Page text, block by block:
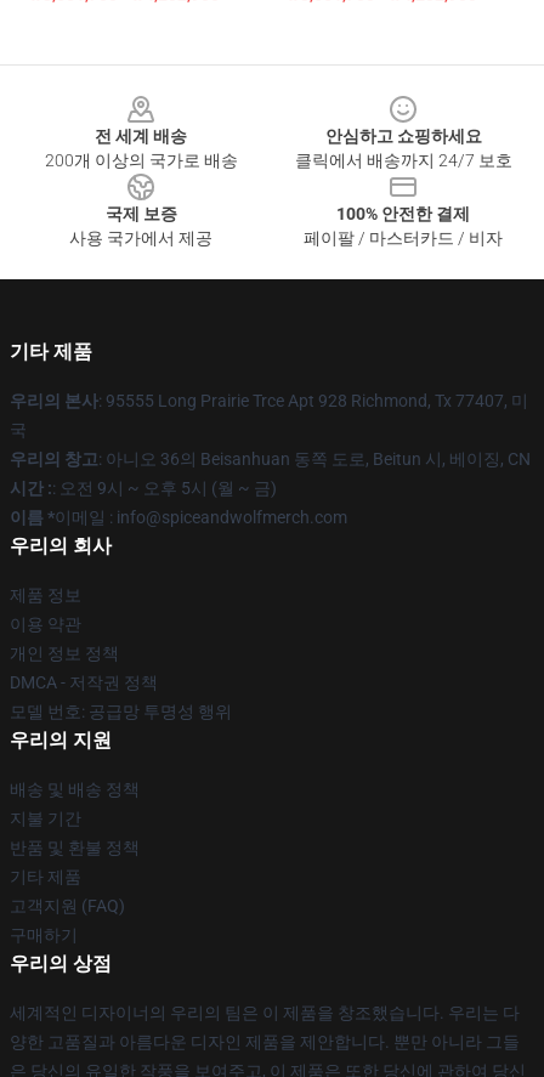
전 세계 배송
200개 이상의 국가로 배송
안심하고 쇼핑하세요
클릭에서 배송까지 24/7 보호
국제 보증
사용 국가에서 제공
100% 안전한 결제
페이팔 / 마스터카드 / 비자
기타 제품
우리의 본사: 95555 Long Prairie Trce Apt 928 Richmond, Tx 77407, 미
국
우리의 창고: 아니오 36의 Beisanhuan 동쪽 도로, Beitun 시, 베이징, CN
시간 :: 오전 9시 ~ 오후 5시 (월 ~ 금)
이름 *이메일 : info@spiceandwolfmerch.com
우리의 회사
제품 정보
이용 약관
개인 정보 정책
DMCA - 저작권 정책
모델 번호: 공급망 투명성 행위
우리의 지원
배송 및 배송 정책
지불 기간
반품 및 환불 정책
기타 제품
고객지원 (FAQ)
구매하기
우리의 상점
세계적인 디자이너의 우리의 팀은 이 제품을 창조했습니다. 우리는 다
양한 고품질과 아름다운 디자인 제품을 제안합니다. 뿐만 아니라 그들
은 당신의 유일한 작풍을 보여주고, 이 제품은 또한 당신에 관하여 당신